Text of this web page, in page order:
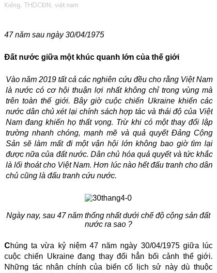
Kiểng, THDCĐN, việt nam
47 năm sau ngày 30/04/1975
Đất nước giữa một khúc quanh lớn của thế giới
Vào năm 2019 tất cả các nghiên cứu đều cho rằng Việt Nam
là nước có cơ hội thuận lợi nhất không chỉ trong vùng mà
trên toàn thế giới. Bây giờ cuộc chiến Ukraine khiến các
nước dân chủ xét lại chính sách hợp tác và thái độ của Việt
Nam đang khiến họ thất vọng. Trừ khi có một thay đổi lập
trường nhanh chóng, mạnh mẽ và quả quyết Đảng Cộng
Sản sẽ làm mất đi một vận hội lớn không bao giờ tìm lại
được nữa của đất nước. Dân chủ hóa quả quyết và tức khắc
là lối thoát cho Việt Nam. Hơn lúc nào hết đấu tranh cho dân
chủ cũng là đấu tranh cứu nước.
Ngày nay, sau 47 năm thống nhất dưới chế độ cộng sản đất
nước ra sao ?
Chúng ta vừa kỷ niệm 47 năm ngày 30/04/1975 giữa lúc
cuộc chiến Ukraine đang thay đổi hẳn bối cảnh thế giới.
Những tác nhân chính của biến cố lịch sử này dù thuộc